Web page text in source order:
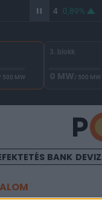
364,94 0,89%
/ 500 MW
3. blokk
0 MW/ 500 MW
BANK